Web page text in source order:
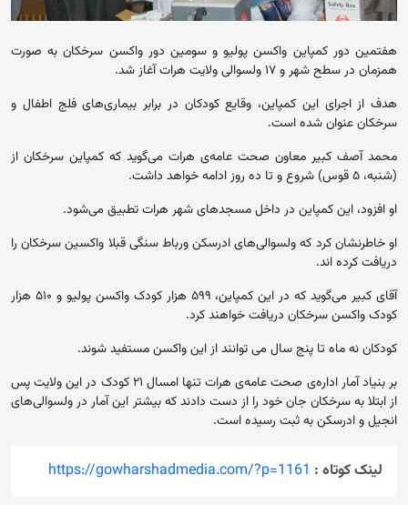
هفتمین دور کمپاین واکسن پولیو و سومین دور واکسن سرخکان به صورت
همزمان در سطح شهر و ۱۷ ولسوالی ولایت هرات آغاز شد.
هدف از اجرای این کمپاین، وقایع کودکان در برابر بیماری‌های فلج اطفال و
سرخکان عنوان شده است.
محمد آصف کبیر معاون صحت عامه‌ی هرات می‌گوید که کمپاین سرخکان از
(شنبه، ۵ قوس) شروع و تا ده روز ادامه خواهد داشت.
او افزود، این کمپاین در داخل مسجد‌های شهر هرات تطبیق می‌شود.
او خاطرنشان کرد که ولسوالی‌های ادرسکن ورباط سنگی قبلا واکسین سرخکان را
دریافت کرده اند.
آقای کبیر می‌گوید که در این کمپاین، ۵۹۹ هزار کودک واکسن پولیو و ۵۱۰ هزار
کودک واکسن سرخکان دریافت خواهند کرد.
کودکان نه ماه تا پنج سال می توانند از این واکسن مستفید شوند.
بر بنیاد آمار اداره‌ی صحت عامه‌ی هرات تنها امسال ۲۱ کودک در این ولایت پس
از ابتلا به سرخکان جان خود را از دست دادند که بیشتر این آمار در ولسوالی‌های
انجیل و ادرسکن به ثبت رسیده است.
لینک کوتاه : https://gowharshadmedia.com/?p=1161